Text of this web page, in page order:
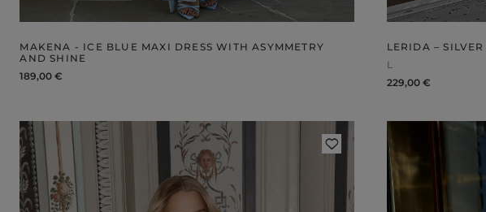
MAKENA - ICE BLUE MAXI DRESS WITH ASYMMETRY
AND SHINE
189,00 €
LERIDA –
L
229,00 €